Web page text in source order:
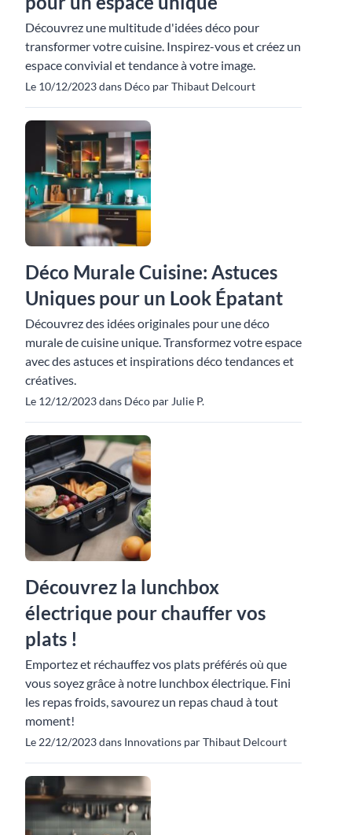
Découvrez une multitude d'idées déco pour
transformer votre cuisine. Inspirez-vous et créez un
espace convivial et tendance à votre image.
Le 10/12/2023 dans Déco par Thibaut Delcourt
Déco Murale Cuisine: Astuces
Uniques pour un Look Épatant
Découvrez des idées originales pour une déco
murale de cuisine unique. Transformez votre espace
avec des astuces et inspirations déco tendances et
créatives.
Le 12/12/2023 dans Déco par Julie P.
Découvrez la lunchbox
électrique pour chauffer vos
plats !
Emportez et réchauffez vos plats préférés où que
vous soyez grâce à notre lunchbox électrique. Fini
les repas froids, savourez un repas chaud à tout
moment!
Le 22/12/2023 dans Innovations par Thibaut Delcourt